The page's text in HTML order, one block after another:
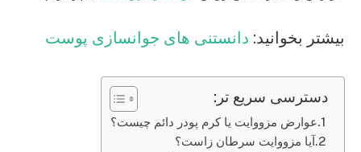
بیشتر بخوانید: دانستنی های جوانسازی پوست
دسترسی سریع تر:
عوارض مزووایت یا کرم پودر دائم چیست؟
آیا مزووایت سرطان زاست؟